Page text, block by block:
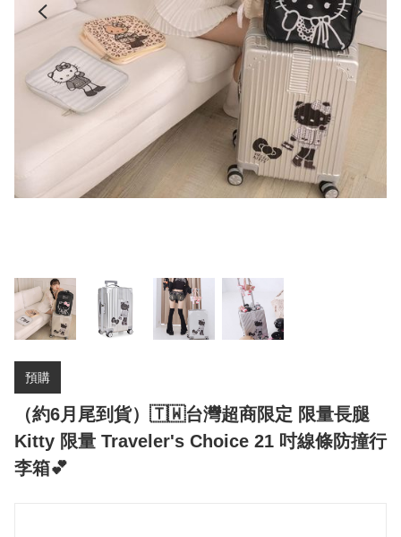
預購
（約6月尾到貨）🇹🇼台灣超商限定 限量長腿
Kitty 限量 Traveler's Choice 21 吋線條防撞行
李箱💕